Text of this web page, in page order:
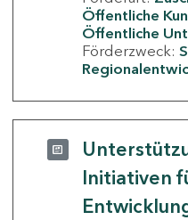
Öffentliche
Öffentliche
Förderzweck:
Initiativen